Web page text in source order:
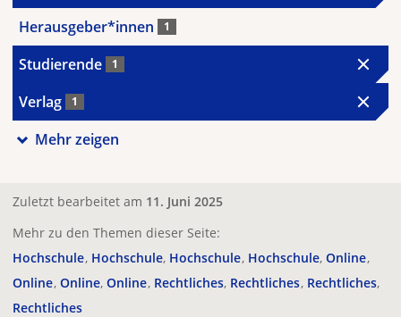
Herausgeber*innen 1
Studierende 1
Verlag 1
Mehr zeigen
Zuletzt bearbeitet am 11. Juni 2025
Mehr zu den Themen dieser Seite:
Hochschule Hochschule Hochschule Hochschule Online
Online Online Online Rechtliches Rechtliches Rechtliches
Rechtliches